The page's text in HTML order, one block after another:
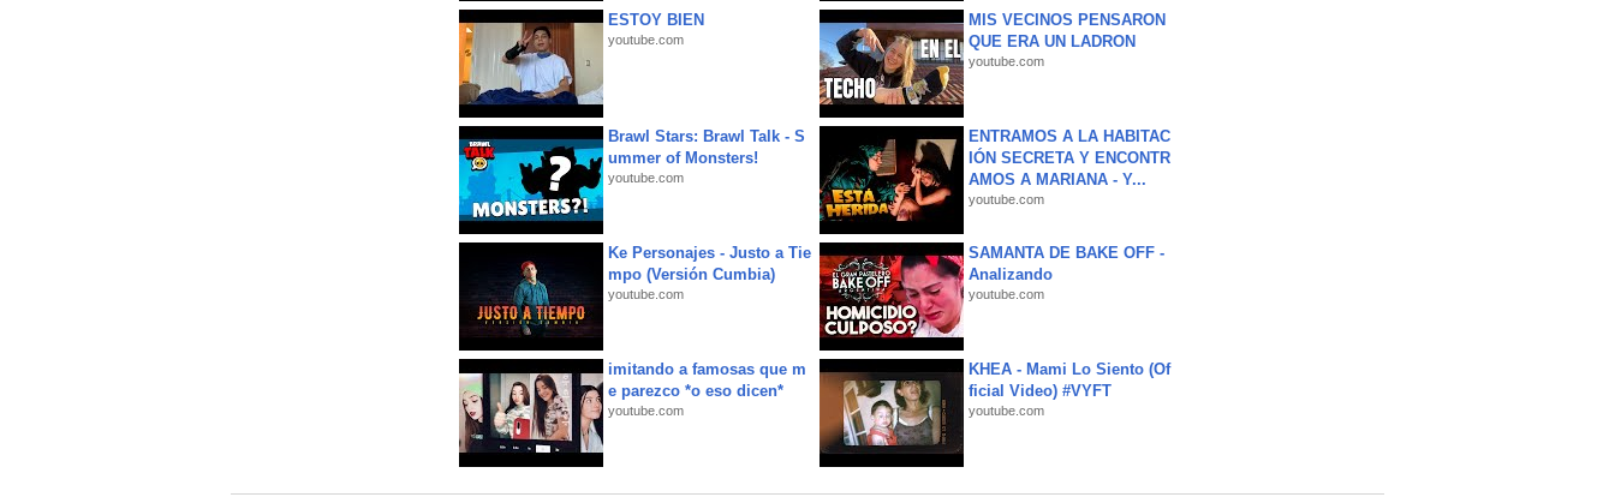
ESTOY BIEN
youtube.com
MIS VECINOS PENSARON
QUE ERA UN LADRON
youtube.com
Brawl Stars: Brawl Talk - S
ummer of Monsters!
youtube.com
ENTRAMOS A LA HABITAC
IÓN SECRETA Y ENCONTR
AMOS A MARIANA - Y...
youtube.com
Ke Personajes - Justo a Tie
mpo (Versión Cumbia)
youtube.com
SAMANTA DE BAKE OFF -
Analizando
youtube.com
imitando a famosas que m
e parezco *o eso dicen*
youtube.com
KHEA - Mami Lo Siento (Of
ficial Video) #VYFT
youtube.com